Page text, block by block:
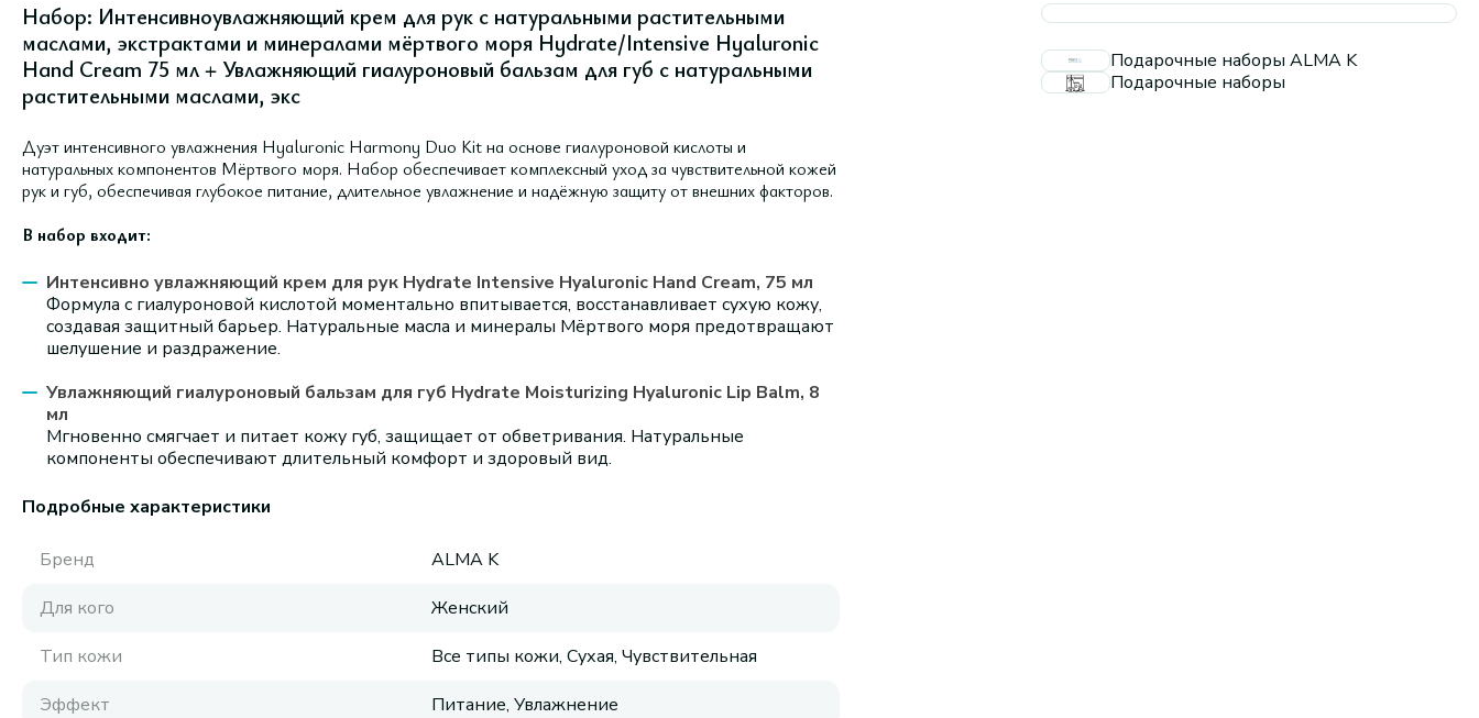
Набор: Интенсивноувлажняющий крем для рук с натуральными растительными
маслами, экстрактами и минералами мёртвого моря Hydrate/Intensive Hyaluronic
Hand Cream 75 мл + Увлажняющий гиалуроновый бальзам для губ с натуральными
растительными маслами, экс
Дуэт интенсивного увлажнения Hyaluronic Harmony Duo Kit на основе гиалуроновой кислоты и
натуральных компонентов Мёртвого моря. Набор обеспечивает комплексный уход за чувствительной кожей
рук и губ, обеспечивая глубокое питание, длительное увлажнение и надёжную защиту от внешних факторов.
В набор входит:
Интенсивно увлажняющий крем для рук Hydrate Intensive Hyaluronic Hand Cream, 75 мл
Формула с гиалуроновой кислотой моментально впитывается, восстанавливает сухую кожу,
создавая защитный барьер. Натуральные масла и минералы Мёртвого моря предотвращают
шелушение и раздражение.
Увлажняющий гиалуроновый бальзам для губ Hydrate Moisturizing Hyaluronic Lip Balm, 8
мл
Мгновенно смягчает и питает кожу губ, защищает от обветривания. Натуральные
компоненты обеспечивают длительный комфорт и здоровый вид.
Подробные характеристики
Бренд
ALMA K
Для кого
Женский
Тип кожи
Все типы кожи, Сухая, Чувствительная
Эффект
Питание, Увлажнение
Подарочные наборы ALMA K
Подарочные наборы